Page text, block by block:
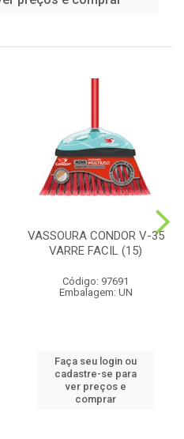
VASSOURA CONDOR V-35
VARRE FACIL (15)
Código: 97691
Embalagem: UN
Faça seu login ou
cadastre-se para
ver preços e
comprar